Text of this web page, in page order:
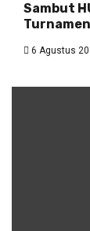
Sambut
6 Agustus